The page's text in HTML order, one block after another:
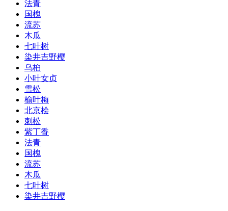
法青
国槐
流苏
木瓜
七叶树
染井吉野樱
乌桕
小叶女贞
雪松
榆叶梅
北京桧
刺松
紫丁香
法青
国槐
流苏
木瓜
七叶树
染井吉野樱